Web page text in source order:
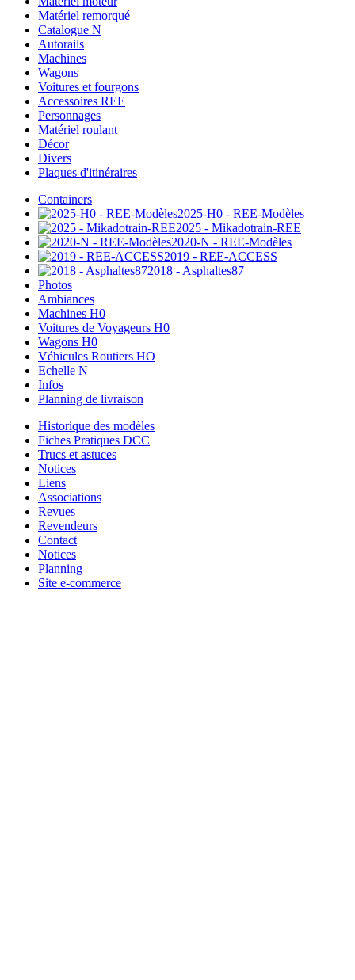
Matériel remorqué
Catalogue N
Autorails
Machines
Wagons
Voitures et fourgons
Accessoires REE
Personnages
Matériel roulant
Décor
Divers
Plaques d'itinéraires
Containers
2025-H0 - REE-Modèles
2025 - Mikadotrain-REE
2020-N - REE-Modèles
2019 - REE-ACCESS
2018 - Asphaltes87
Photos
Ambiances
Machines H0
Voitures de Voyageurs H0
Wagons H0
Véhicules Routiers HO
Echelle N
Infos
Planning de livraison
Historique des modèles
Fiches Pratiques DCC
Trucs et astuces
Notices
Liens
Associations
Revues
Revendeurs
Contact
Notices
Planning
Site e-commerce